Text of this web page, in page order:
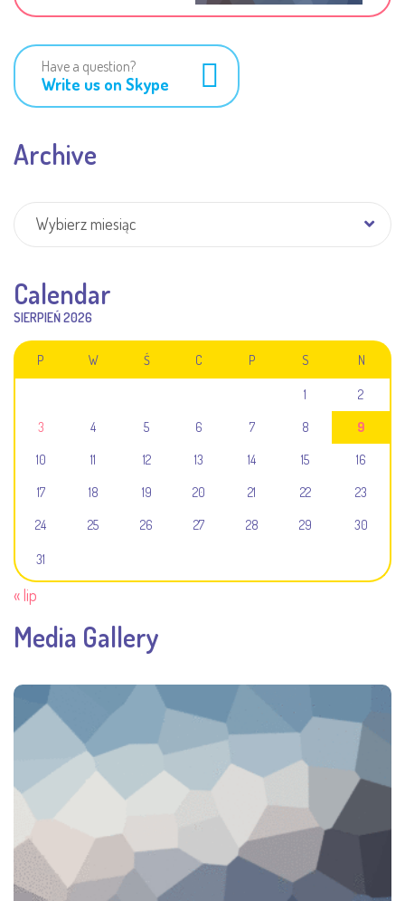
Have a question?
Write us on Skype
Archive
Archive
Wybierz miesiąc
Calendar
SIERPIEŃ 2026
P W Ś C P S N
1 2
3 4 5 6 7 8 9
10 11 12 13 14 15 16
17 18 19 20 21 22 23
24 25 26 27 28 29 30
31
« lip
Media Gallery